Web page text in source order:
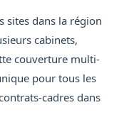
sites dans la région
cabinets,
couverture multi-
pour tous les
cadres dans